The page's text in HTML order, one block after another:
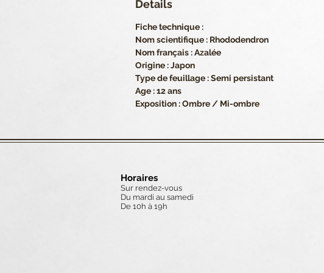
Details
Fiche technique :
Nom scientifique : Rhododendron
Nom français : Azalée
Origine : Japon
Type de feuillage : Semi persistant
Age : 12 ans
Exposition : Ombre / Mi-ombre
Horaires
Sur rendez-vous
Du mardi au samedi
De 10h à 19h